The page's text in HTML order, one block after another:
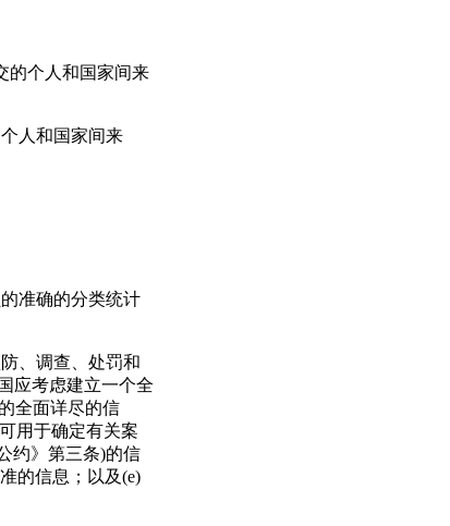
的个人和国家间来
人和国家间来
准确的分类统计
、调查、处罚和
应考虑建立一个全
全面详尽的信
用于确定有关案
约》第三条)的信
的信息；以及(e)